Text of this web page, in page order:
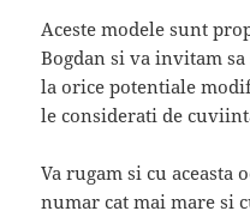
Aceste modele sunt
Bogdan si va invitam
la orice potentiale
le considerati de
Va rugam si cu
numar cat mai mare si